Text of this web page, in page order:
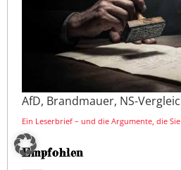
AfD, Brandmauer, NS-
Ein Leserbrief – und die Argumente, die
Empfohlen